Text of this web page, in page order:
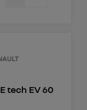
tech EV 60